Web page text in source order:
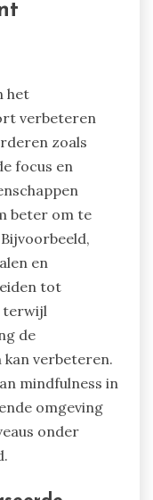
jonge atleten.
van
kunnen
het
verbeteren
zoals